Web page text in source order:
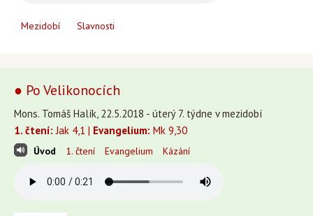
Mezidobí Slavnosti
● Po Velikonocích
Mons. Tomáš Halík, 22.5.2018 - úterý 7. týdne v mezidobí
1. čtení: Jak 4,1 | Evangelium: Mk 9,30
Úvod 1. čtení Evangelium Kázání